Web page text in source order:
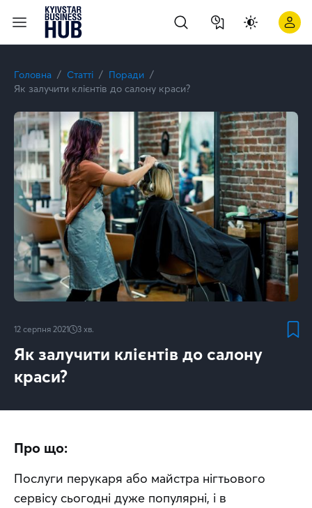
Головна Статті
Поради
Як залучити клієнтів до салону краси?
12 серпня 2021 3 хв.
Як залучити клієнтів до салону
краси?
Про що:
Послуги перукаря або майстра нігтьового
сервісу сьогодні дуже популярні, і в
Як залучити клієнтів до салону краси? | Kyivstar Business